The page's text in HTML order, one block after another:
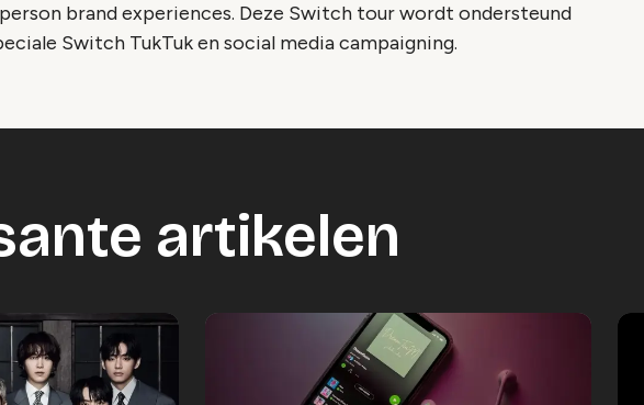
person brand experiences. Deze Switch tour wordt ondersteund
Switch TukTuk en social media campaigning.
artikelen